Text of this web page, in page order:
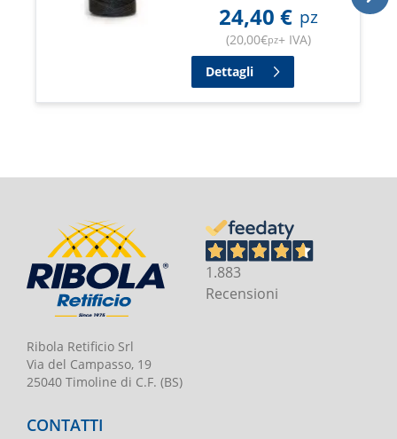
24,40 € pz
(20,00€pz+ IVA)
Dettagli
Ribola Retificio Srl
Via del Campasso, 19
25040 Timoline di C.F. (BS)
1.883
Recensioni
CONTATTI